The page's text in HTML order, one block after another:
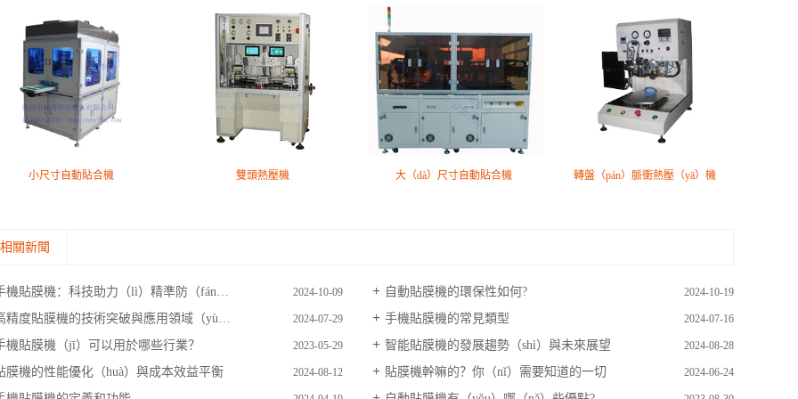
小尺寸自動貼合機 雙頭熱壓機 大（dà）尺寸自動貼合機 轉盤（pán）脈衝熱壓（yā）機
相關新聞
機貼膜機：科技助力（lì）精準防（fáng）護 2024-10-09 自動貼膜機的環保性如何? 2024-10-19
精度貼膜機的技術突破與應用領域（yù）拓展 2024-07-29 手機貼膜機的常見類型 2024-07-16
機貼膜機（jī）可以用於哪些行業？ 2023-05-29 智能貼膜機的發展趨勢（shì）與未來展望 2024-08-28
膜機的性能優化（huà）與成本效益平衡 2024-08-12 貼膜機幹嘛的？你（nǐ）需要知道的一切 2024-06-24